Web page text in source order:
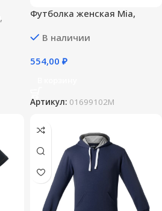
,
Футболка женская Mia,
В наличии
554,00 ₽
Артикул: 01699102M